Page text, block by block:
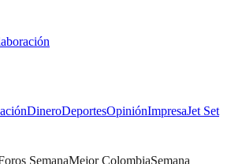
DineroDeportesOpiniónImpresaJet Set
SemanaMejor ColombiaSemana